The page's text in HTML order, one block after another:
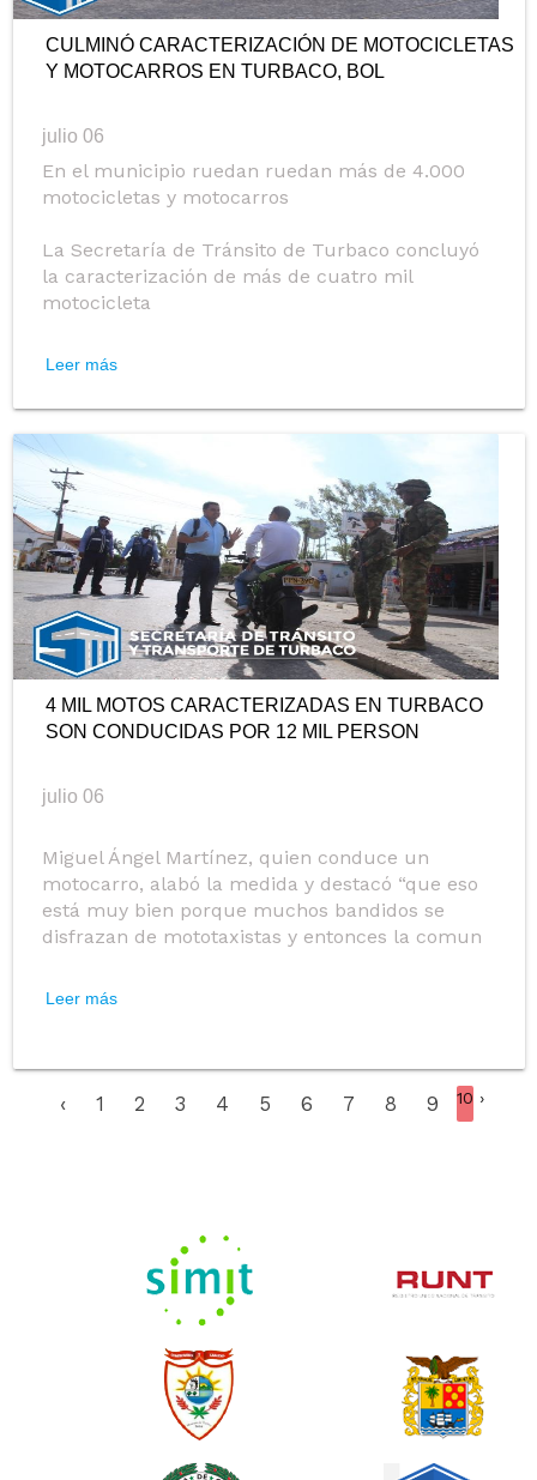
CULMINÓ CARACTERIZACIÓN DE MOTOCICLETAS
Y MOTOCARROS EN TURBACO, BOL
julio 06
En el municipio ruedan ruedan más de 4.000
motocicletas y motocarros
La Secretaría de Tránsito de Turbaco concluyó
la caracterización de más de cuatro mil
motocicleta
Leer más
4 MIL MOTOS CARACTERIZADAS EN TURBACO
SON CONDUCIDAS POR 12 MIL PERSON
julio 06
Miguel Ángel Martínez, quien conduce un
motocarro, alabó la medida y destacó “que eso
está muy bien porque muchos bandidos se
disfrazan de mototaxistas y entonces la comun
Leer más
‹ 1 2 3 4 5 6 7 8 9 10 ›